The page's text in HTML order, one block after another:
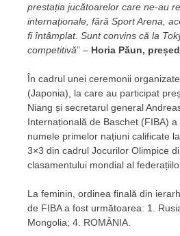
prestația jucătoarelor care ne-au
internaționale, fără Sport Arena,
fi întâmplat. Sunt convins că la
competitivă” – Horia Păun,
În cadrul unei ceremonii
(Japonia), la care au participat
Niang și secretarul general
Internațională de Baschet (FIBA) a
numele primelor națiuni calificate
3×3 din cadrul Jocurilor Olimpice
clasamentului mondial al
La feminin, ordinea finală din
de FIBA a fost următoarea: 1.
Mongolia; 4. ROMÂNIA.